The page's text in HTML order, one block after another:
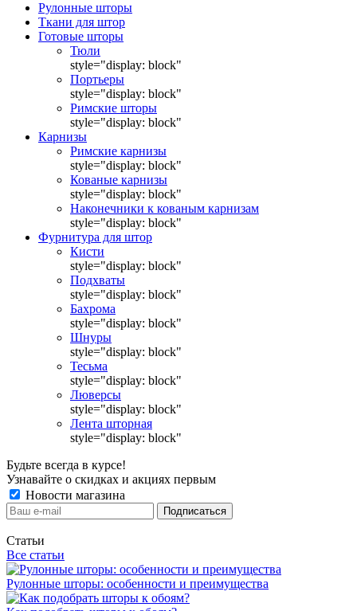
Рулонные шторы
Ткани для штор
Готовые шторы
Тюли
style="display: block"
Портьеры
style="display: block"
Римские шторы
style="display: block"
Карнизы
Римские карнизы
style="display: block"
Кованые карнизы
style="display: block"
Наконечники к кованым карнизам
style="display: block"
Фурнитура для штор
Кисти
style="display: block"
Подхваты
style="display: block"
Бахрома
style="display: block"
Шнуры
style="display: block"
Тесьма
style="display: block"
Люверсы
style="display: block"
Лента шторная
style="display: block"
Будьте всегда в курсе!
Узнавайте о скидках и акциях первым
Новости магазина
Статьи
Все статьи
Рулонные шторы: особенности и преимущества